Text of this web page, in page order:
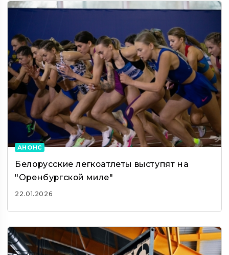
АНОНС
Белорусские легкоатлеты выступят на
"Оренбургской миле"
22.01.2026